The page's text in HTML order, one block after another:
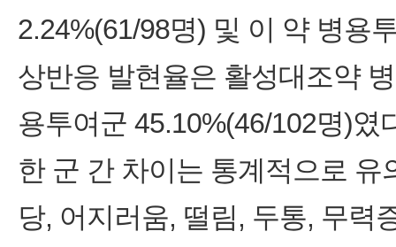
2.24%(61/98명) 및 이 약 병용
상반응 발현율은 활성대조약
용투여군 45.10%(46/102명)
한 군 간 차이는 통계적으로
당, 어지러움, 떨림, 두통, 무력